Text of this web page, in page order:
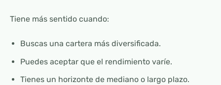
Tiene más sentido cuando:
Buscas una cartera más diversificada.
Puedes aceptar que el rendimiento varíe.
Tienes un horizonte de mediano o largo plazo.